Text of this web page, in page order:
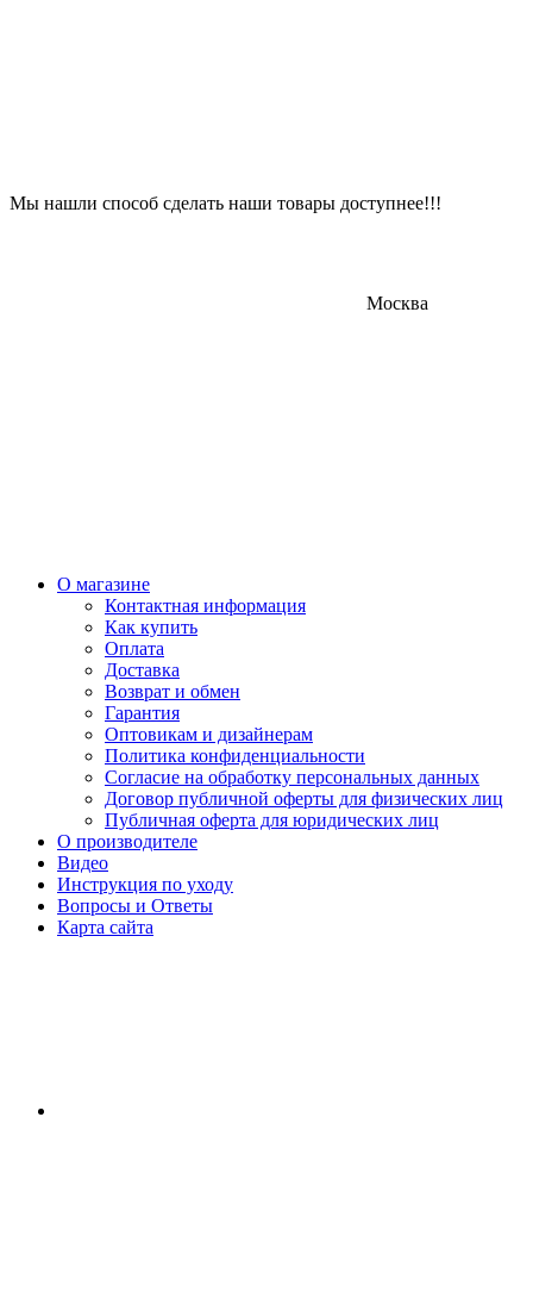
Мы нашли способ сделать наши товары доступнее!!!
Москва
О магазине
Контактная информация
Как купить
Оплата
Доставка
Возврат и обмен
Гарантия
Оптовикам и дизайнерам
Политика конфиденциальности
Согласие на обработку персональных данных
Договор публичной оферты для физических лиц
Публичная оферта для юридических лиц
О производителе
Видео
Инструкция по уходу
Вопросы и Ответы
Карта сайта